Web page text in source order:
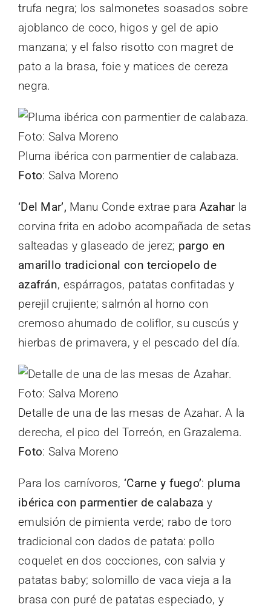
trufa negra; los salmonetes soasados sobre
ajoblanco de coco, higos y gel de apio
manzana; y el falso risotto con magret de
pato a la brasa, foie y matices de cereza
negra.
Pluma ibérica con parmentier de calabaza.
Foto: Salva Moreno
‘Del Mar’, Manu Conde extrae para Azaharla
corvina frita en adobo acompañada de setas
salteadas y glaseado de jerez; pargo en
amarillo tradicional con terciopelo de
azafrán, espárragos, patatas confitadas y
perejil crujiente; salmón al horno con
cremoso ahumado de coliflor, su cuscús y
hierbas de primavera, y el pescado del día.
Detalle de una de las mesas de Azahar. A la
derecha, el pico del Torreón, en Grazalema.
Foto: Salva Moreno
Para los carnívoros, ‘Carne y fuego’: pluma
ibérica con parmentier de calabaza y
emulsión de pimienta verde; rabo de toro
tradicional con dados de patata: pollo
coquelet en dos cocciones, con salvia y
patatas baby; solomillo de vaca vieja a la
brasa con puré de patatas especiado, y